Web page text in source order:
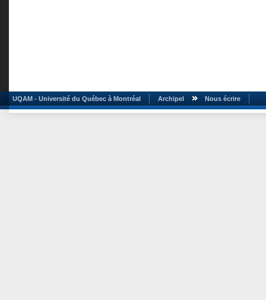
UQAM - Université du Québec à Montréal Archipel Nous écrire